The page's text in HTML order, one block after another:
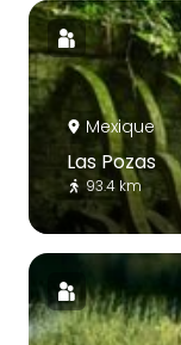
Mexique
Las Pozas
93.4 km